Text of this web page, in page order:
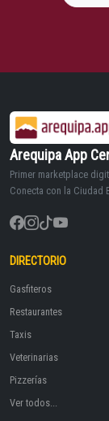
Arequipa App
Primer marketplace
Conecta con la Ciudad
DIRECTORIO
Gasfiteros
Restaurantes
Taxis
Veterinarias
Pizzerías
Ver todos...